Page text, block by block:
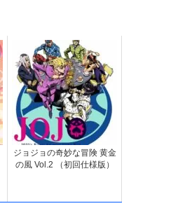
ジョジョの奇妙な冒険 黄金
の風 Vol.2 （初回仕様版）